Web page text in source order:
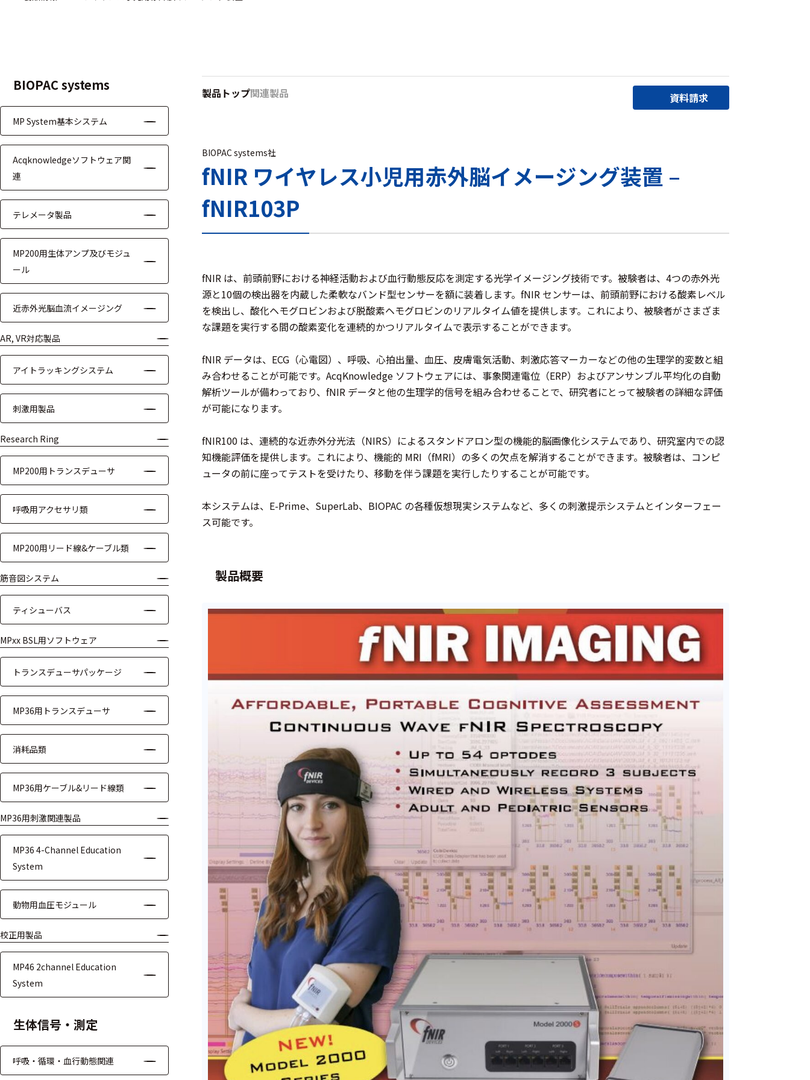
ワイヤレス・無
線対応
MRI対応
システム・周辺
構成
装置本体
デバイス
テム
トリガー
ケーブル
テレメー
タ
スイッチ
センサ・信号処
信号処理
モジュー
ル
フィルタ
ソフトウ
機器
ゴニオメ
ータ
アイトラ
BIOPAC systems
MP System基本システム
Acqknowledgeソフトウェア関
連
テレメータ製品
MP200用生体アンプ及びモジュ
ール
近赤外光脳血流イメージング
AR, VR対応製品
アイトラッキングシステム
刺激用製品
Research Ring
MP200用トランスデューサ
呼吸用アクセサリ類
MP200用リード線&ケーブル類
筋音図システム
ティシューバス
MPxx BSL用ソフトウェア
トランスデューサパッケージ
MP36用トランスデューサ
消耗品類
MP36用ケーブル&リード線類
MP36用刺激関連製品
MP36 4-Channel Education
System
動物用血圧モジュール
校正用製品
MP46 2channel Education
System
生体信号・測定
呼吸・循環・血行動態関連
製品トップ関連製品 資料請求
BIOPAC systems社
fNIR ワイヤレス小児用赤外脳イメージング装置 –
fNIR103P
fNIR は、前頭前野における神経活動および血行動態反応を測定する光学イメージング技術です。被験者は、4つの赤外光
源と10個の検出器を内蔵した柔軟なバンド型センサーを額に装着します。fNIR センサーは、前頭前野における酸素レベル
を検出し、酸化ヘモグロビンおよび脱酸素ヘモグロビンのリアルタイム値を提供します。これにより、被験者がさまざま
な課題を実行する間の酸素変化を連続的かつリアルタイムで表示することができます。
fNIR データは、ECG（心電図）、呼吸、心拍出量、血圧、皮膚電気活動、刺激応答マーカーなどの他の生理学的変数と組
み合わせることが可能です。AcqKnowledge ソフトウェアには、事象関連電位（ERP）およびアンサンブル平均化の自動
解析ツールが備わっており、fNIR データと他の生理学的信号を組み合わせることで、研究者にとって被験者の詳細な評価
が可能になります。
fNIR100 は、連続的な近赤外分光法（NIRS）によるスタンドアロン型の機能的脳画像化システムであり、研究室内での認
知機能評価を提供します。これにより、機能的 MRI（fMRI）の多くの欠点を解消することができます。被験者は、コンピ
ュータの前に座ってテストを受けたり、移動を伴う課題を実行したりすることが可能です。
本システムは、E-Prime、SuperLab、BIOPAC の各種仮想現実システムなど、多くの刺激提示システムとインターフェー
ス可能です。
製品概要